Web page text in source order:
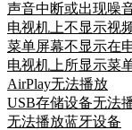
声音中断或出现噪
电视机上不显示视
菜单屏幕不显示在
电视机上所显示菜
AirPlay无法播放
USB存储设备无法
无法播放蓝牙设备